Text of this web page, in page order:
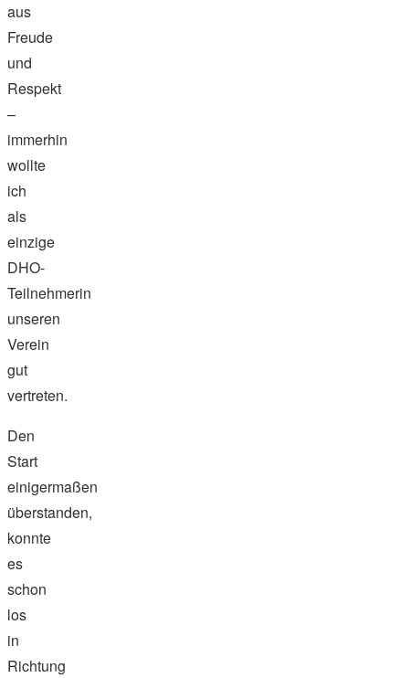
aus
Freude
und
Respekt
–
immerhin
wollte
ich
als
einzige
DHO-
Teilnehmerin
unseren
Verein
gut
vertreten.
Den
Start
einigermaßen
überstanden,
konnte
es
schon
los
in
Richtung